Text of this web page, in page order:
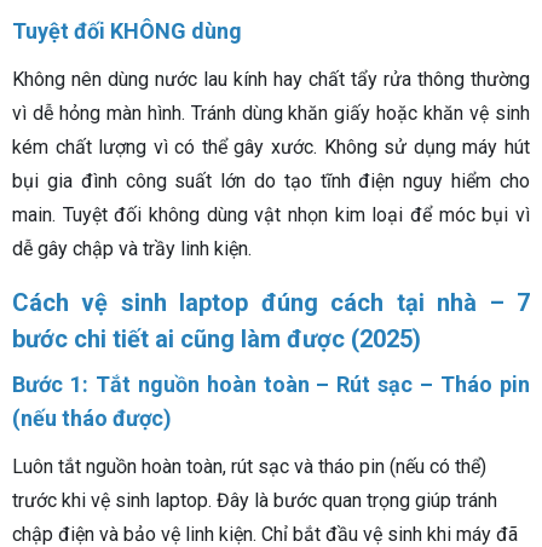
Tuyệt đối KHÔNG dùng
Không nên dùng nước lau kính hay chất tẩy rửa thông thường
vì dễ hỏng màn hình. Tránh dùng khăn giấy hoặc khăn vệ sinh
kém chất lượng vì có thể gây xước. Không sử dụng máy hút
bụi gia đình công suất lớn do tạo tĩnh điện nguy hiểm cho
main. Tuyệt đối không dùng vật nhọn kim loại để móc bụi vì
dễ gây chập và trầy linh kiện.
Cách vệ sinh laptop đúng cách tại nhà – 7
bước chi tiết ai cũng làm được (2025)
Bước 1: Tắt nguồn hoàn toàn – Rút sạc – Tháo pin
(nếu tháo được)
Luôn tắt nguồn hoàn toàn, rút sạc và tháo pin (nếu có thể)
trước khi vệ sinh laptop. Đây là bước quan trọng giúp tránh
chập điện và bảo vệ linh kiện. Chỉ bắt đầu vệ sinh khi máy đã